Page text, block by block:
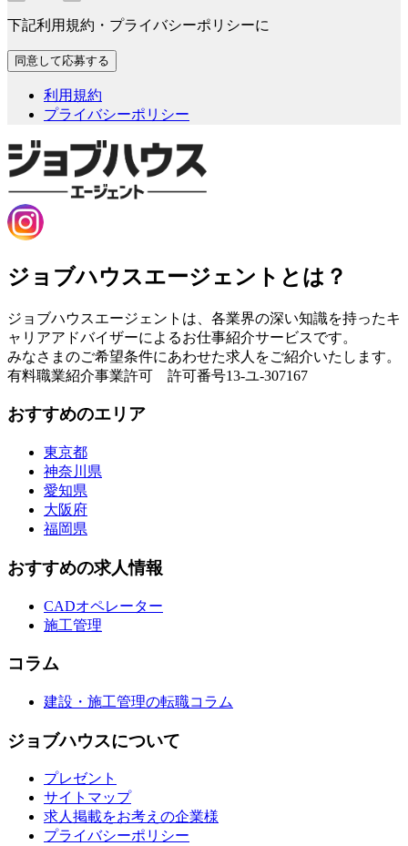
下記利用規約・プライバシーポリシーに
利用規約
プライバシーポリシー
ジョブハウスエージェントとは？
ジョブハウスエージェントは、各業界の深い知識を持ったキ
ャリアアドバイザーによるお仕事紹介サービスです。
みなさまのご希望条件にあわせた求人をご紹介いたします。
有料職業紹介事業許可 許可番号13-ユ-307167
おすすめのエリア
東京都
神奈川県
愛知県
大阪府
福岡県
おすすめの求人情報
CADオペレーター
施工管理
コラム
建設・施工管理の転職コラム
ジョブハウスについて
プレゼント
サイトマップ
求人掲載をお考えの企業様
プライバシーポリシー